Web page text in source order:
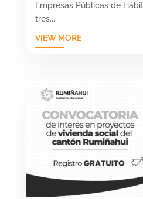
Empresas Públicas de
tres...
VIEW MORE